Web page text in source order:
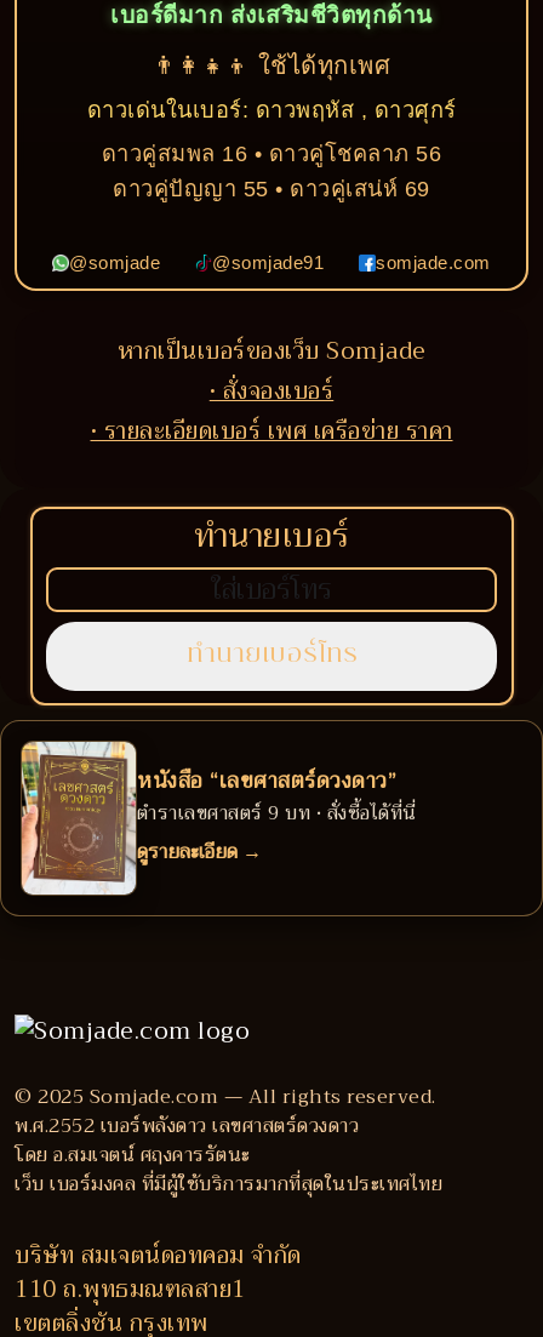
เบอร์ดีมาก ส่งเสริมชีวิตทุกด้าน
👨‍👩‍👧‍👦 ใช้ได้ทุกเพศ
ดาวเด่นในเบอร์: ดาวพฤหัส , ดาวศุกร์
ดาวคู่สมพล 16 • ดาวคู่โชคลาภ 56
ดาวคู่ปัญญา 55 • ดาวคู่เสน่ห์ 69
@somjade @somjade91 somjade.com
หากเป็นเบอร์ของเว็บ Somjade
• สั่งจองเบอร์
• รายละเอียดเบอร์ เพศ เครือข่าย ราคา
ทำนายเบอร์
หนังสือ “เลขศาสตร์ดวงดาว”
ตำราเลขศาสตร์ 9 บท • สั่งซื้อได้ที่นี่
ดูรายละเอียด →
© 2025 Somjade.com — All rights reserved.
พ.ศ.2552 เบอร์พลังดาว เลขศาสตร์ดวงดาว
โดย อ.สมเจตน์ ศฤงคารรัตนะ
เว็บ เบอร์มงคล ที่มีผู้ใช้บริการมากที่สุดในประเทศไทย
บริษัท สมเจตน์ดอทคอม จำกัด
110 ถ.พุทธมณฑลสาย1
เขตตลิ่งชัน กรุงเทพ